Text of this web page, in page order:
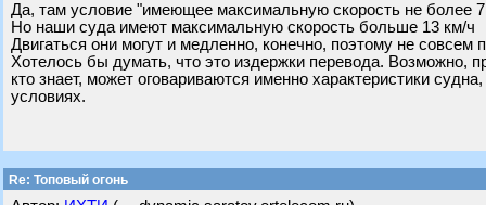
Да, там условие "имеющее максимальную скорость не более
Но наши суда имеют максимальную скорость больше 13 км/ч
Двигаться они могут и медленно, конечно, поэтому не совсем
Хотелось бы думать, что это издержки перевода. Возможно,
кто знает, может оговариваются именно характеристики
условиях.
Re: Топовый огонь